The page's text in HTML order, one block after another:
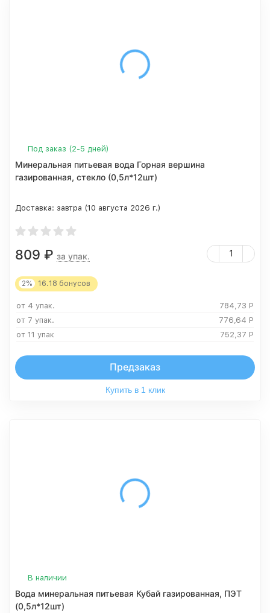
Под заказ (2-5 дней)
Минеральная питьевая вода Горная вершина
газированная, стекло (0,5л*12шт)
Доставка: завтра (10 августа 2026 г.)
809 ₽ за упак.
2% 16.18 бонусов
от 4 упак. 784,73 Р
от 7 упак.
776,64 Р
от 11 упак
752,37 Р
Предзаказ
Купить в 1 клик
В наличии
Вода минеральная питьевая Кубай газированная, ПЭТ
(0,5л*12шт)